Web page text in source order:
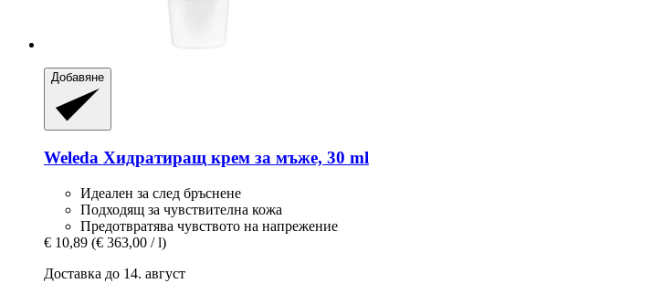
Добавяне
Weleda Хидратиращ крем за мъже, 30 ml
Идеален за след бръснене
Подходящ за чувствителна кожа
Предотвратява чувството на напрежение
€ 10,89 (€ 363,00 / l)
Доставка до 14. август